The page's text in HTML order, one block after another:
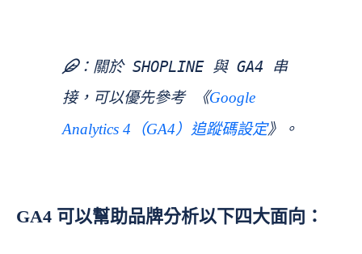
關於 SHOPLINE 與 GA4 串
接，可以優先參考 《Google
Analytics 4（GA4）追蹤碼設定》。
GA4 可以幫助品牌分析以下四大面向：